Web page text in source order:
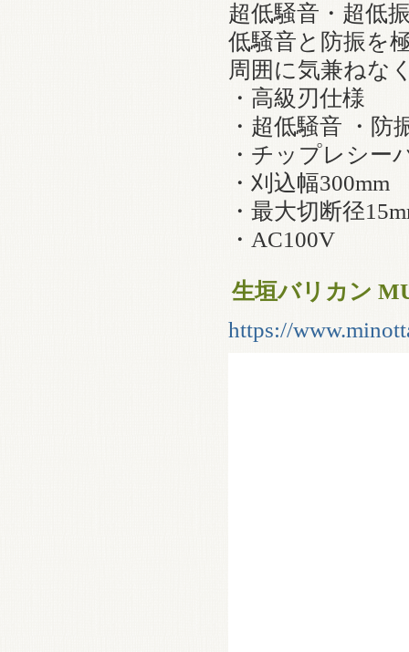
超低騒音・超低
低騒音と防振を
周囲に気兼ねな
・高級刃仕様
・超低騒音 ・防
・チップレシー
・刈込幅300mm
・最大切断径
・AC100V
生垣バリカン
https://